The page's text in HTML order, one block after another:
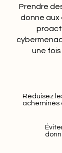
Prendre
donne aux
une fois
Réduisez
acheminés